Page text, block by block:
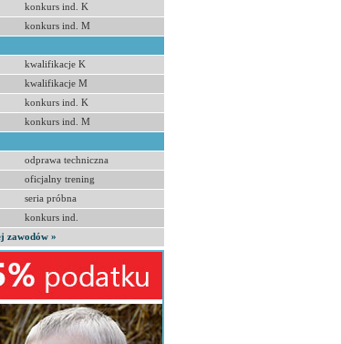
konkurs ind. K
konkurs ind. M
kwalifikacje K
kwalifikacje M
konkurs ind. K
konkurs ind. M
odprawa techniczna
oficjalny trening
seria próbna
konkurs ind.
zawodów »